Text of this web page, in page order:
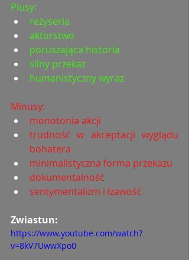
Plusy:
reżyseria
aktorstwo
poruszająca historia
silny przekaz
humanistyczny wyraz
Minusy:
monotonia akcji
trudność w akceptacji wyglądu
bohatera
minimalistyczna forma przekazu
dokumentalność
sentymentalizm i łzawość
Zwiastun:
https://www.youtube.com/watch?
v=8kV7UwwXpo0